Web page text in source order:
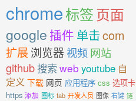
chrome标签页面
google 插件 单击com
扩展浏览器 视频网站
github搜索web youtube 自
定义 下载 网页 应用程序 css 选项卡
https 添加 图标 tab 开发人员 图像 右键 链